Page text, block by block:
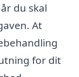
du skal
At
for dit